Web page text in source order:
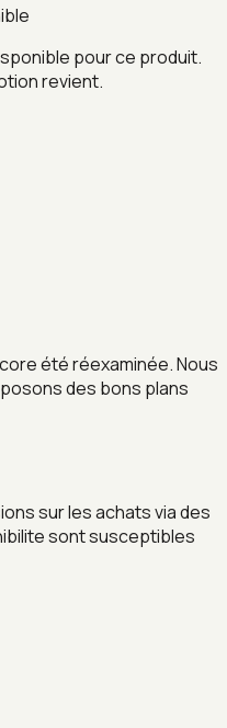
pour ce produit.
revient.
été réexaminée. Nous
des bons plans
sur les achats via des
sont susceptibles